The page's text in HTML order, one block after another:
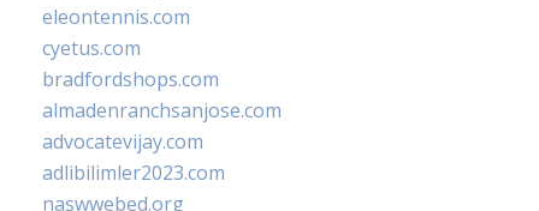
eleontennis.com
cyetus.com
bradfordshops.com
almadenranchsanjose.com
advocatevijay.com
adlibilimler2023.com
naswwebed.org